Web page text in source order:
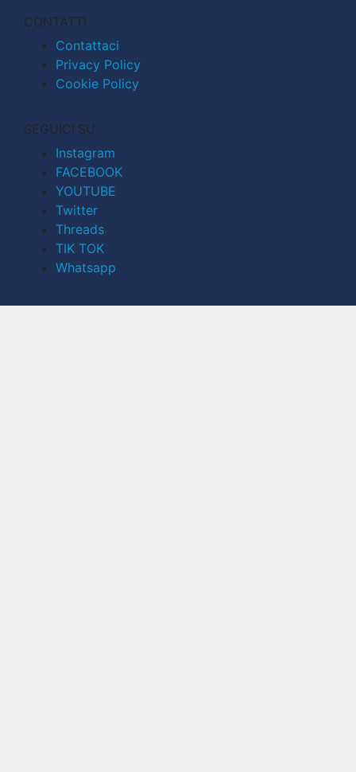
CONTATTI
Contattaci
Privacy Policy
Cookie Policy
SEGUICI SU
Instagram
FACEBOOK
YOUTUBE
Twitter
Threads
TIK TOK
Whatsapp